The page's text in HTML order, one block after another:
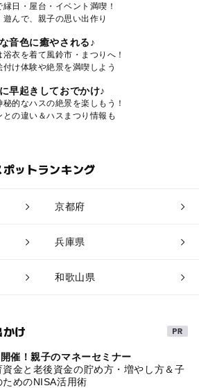
縁日・屋台・イベント満喫！
遊んで、親子の思い出作り
音色に癒やされる♪
浴衣を着て風鈴市・まつりへ！
付け体験や絶景を満喫しよう
早起きしておでかけ♪
秘的なハスの絶景を楽しもう！
との違い＆ハスまつり情報も
ットランキング
京都府
兵庫県
和歌山県
け
催！親子のマネーセミナー
資金と老後資金の貯め方・増やし方＆子
ためのNISA活用術